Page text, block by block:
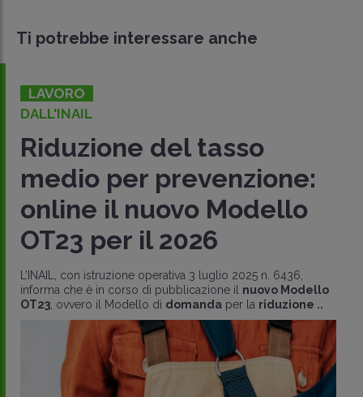
Ti potrebbe interessare anche
LAVORO
DALL'INAIL
Riduzione del tasso
medio per prevenzione:
online il nuovo Modello
OT23 per il 2026
L’INAIL, con istruzione operativa 3 luglio 2025 n. 6436,
informa che è in corso di pubblicazione il nuovo Modello
OT23, ovvero il Modello di domanda per la riduzione ..